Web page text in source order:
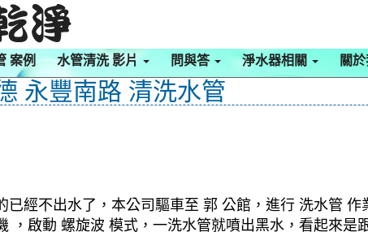
案例 水管清洗 影片 問與答 淨水器相關 關
永豐南路 清洗水管
已經不出水了，本公司驅車至 郭 公館，進行 洗水管
，啟動 螺旋波 模式，一洗水管就噴出黑水，看起來是